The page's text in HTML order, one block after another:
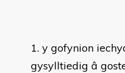
y gofynion
gysylltiedig â